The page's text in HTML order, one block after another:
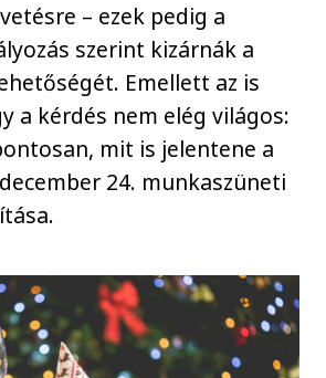
– ezek pedig a
szerint kizárnák a
Emellett az is
a kérdés nem elég világos:
mit is jelentene a
24. munkaszüneti